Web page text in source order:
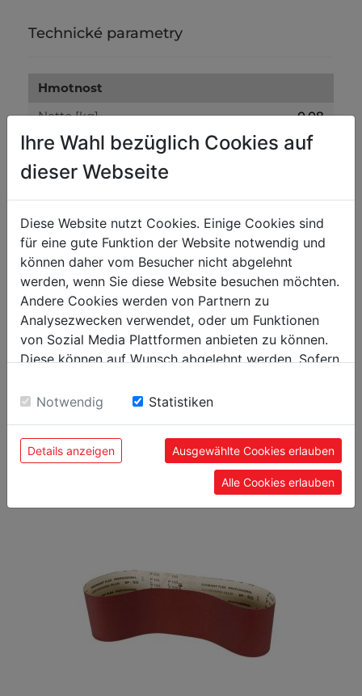
Technické parametry
Hmotnost
Netto [kg]
0.08
Brutto [kg]
0.10
Výška balení [mm]
10
Šířka balení [mm]
310
Délka balení [mm]
310
Obecné údaje
Kód EAN
9120058373923
OBLÍBENÉ PRODUKTY
Ihre Wahl bezüglich Cookies auf
dieser Webseite
Diese Website nutzt Cookies. Einige Cookies sind
für eine gute Funktion der Website notwendig und
können daher vom Besucher nicht abgelehnt
werden, wenn Sie diese Website besuchen möchten.
Andere Cookies werden von Partnern zu
Analysezwecken verwendet, oder um Funktionen
von Sozial Media Plattformen anbieten zu können.
Diese können auf Wunsch abgelehnt werden. Sofern
Einwilligung zu unseren Cookies.
Notwendig Statistiken
Details anzeigen Ausgewählte Cookies erlauben
Alle Cookies erlauben